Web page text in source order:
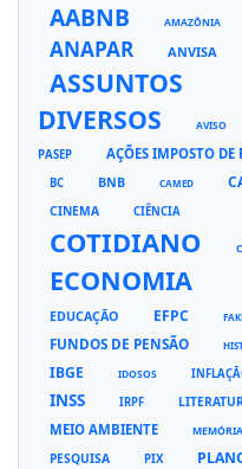
AABNB AMAZÔNIA
ANAPAR ANVISA
ASSUNTOS
DIVERSOS
AVISO
PASEP
AÇÕES IMPOSTO DE
BC BNB CAMED
CINEMA CIÊNCIA
COTIDIANO
ECONOMIA
EDUCAÇÃO EFPC
FUNDOS DE PENSÃO
IBGE IDOSOS
INSS IRPF
MEIO AMBIENTE MEMÓRIA
PESQUISA PIX